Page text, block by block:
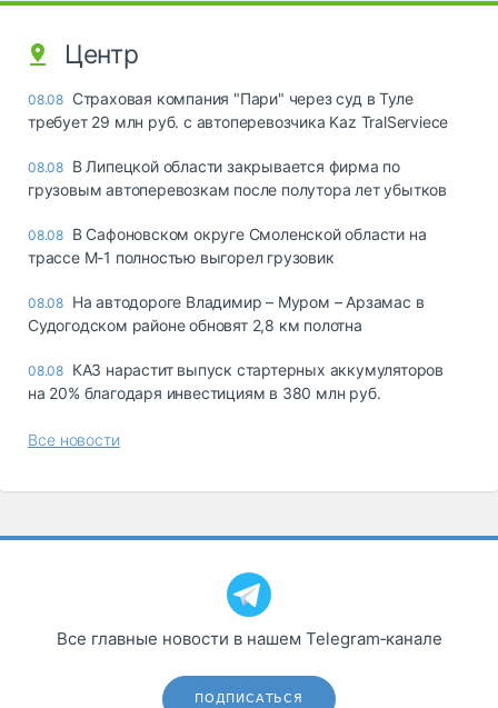
Центр
08.08 Страховая компания "Пари" через суд в Туле
требует 29 млн руб. с автоперевозчика Kaz TralServiece
08.08 В Липецкой области закрывается фирма по
грузовым автоперевозкам после полутора лет убытков
08.08 В Сафоновском округе Смоленской области на
трассе М-1 полностью выгорел грузовик
08.08 На автодороге Владимир – Муром – Арзамас в
Судогодском районе обновят 2,8 км полотна
08.08 КАЗ нарастит выпуск стартерных аккумуляторов
на 20% благодаря инвестициям в 380 млн руб.
Все новости
Все главные новости в нашем Telegram‑канале
ПОДПИСАТЬСЯ